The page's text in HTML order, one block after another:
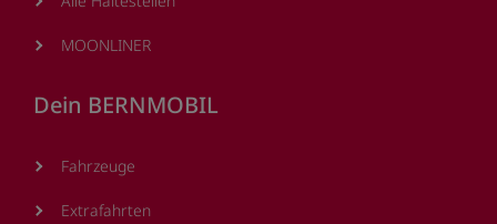
MOONLINER
Dein BERNMOBIL
Fahrzeuge
Extrafahrten